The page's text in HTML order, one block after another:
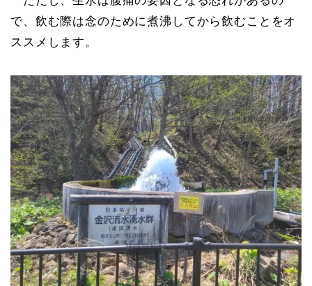
で、飲む際は念のために煮沸してから飲むことをオ
ススメします。